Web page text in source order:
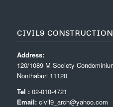
CIVIL9 CONSTRUCTION
Address:
120/1089 M Society
Nonthaburi 11120
Tel :02-010-4721
Email: civil9_arch@yahoo.com